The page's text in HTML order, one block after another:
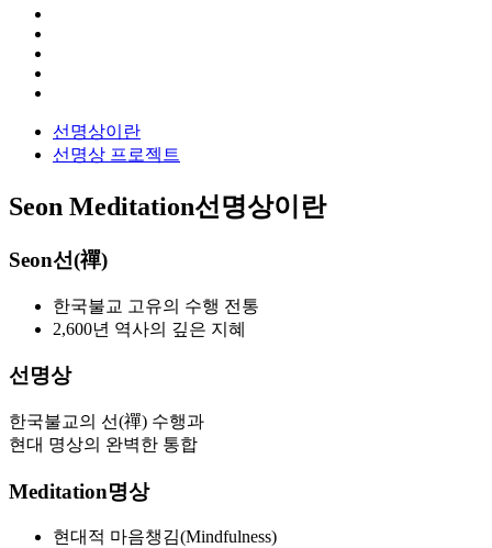
선명상이란
선명상 프로젝트
Seon Meditation선명상이란
Seon선(禪)
한국불교 고유의 수행 전통
2,600년 역사의 깊은 지혜
선명상
한국불교의 선(禪) 수행과
현대 명상의 완벽한 통합
Meditation명상
현대적 마음챙김(Mindfulness)